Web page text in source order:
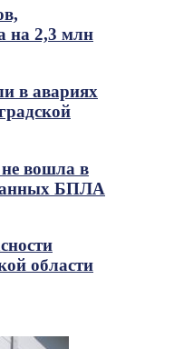
на 2,3 млн
в авариях
не вошла в
БПЛА
области